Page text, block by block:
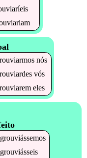
nós
vós
eles